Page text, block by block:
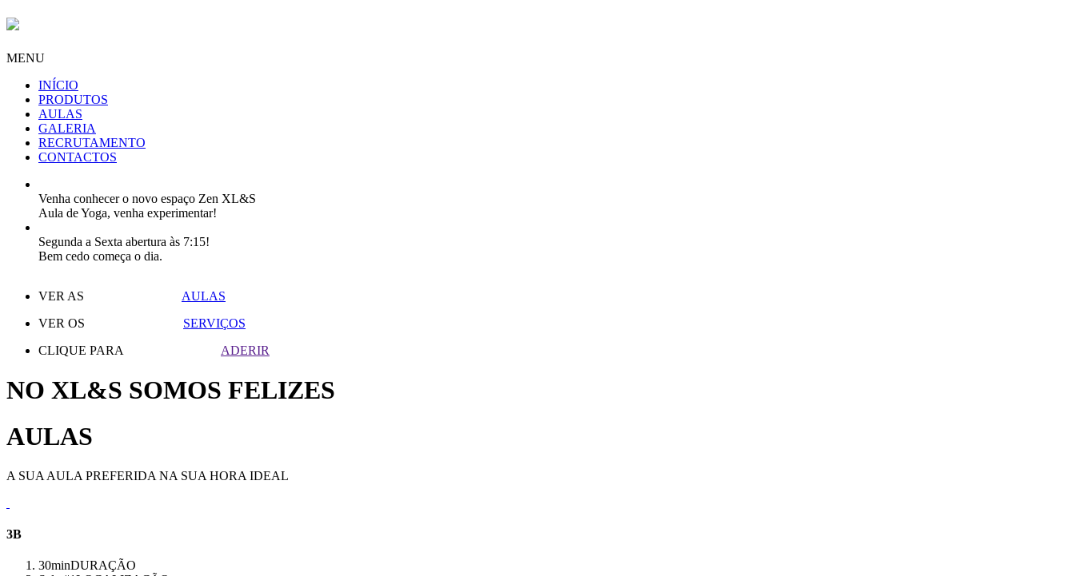
MENU
INÍCIO
PRODUTOS
AULAS
GALERIA
RECRUTAMENTO
CONTACTOS
Venha conhecer o novo espaço Zen XL&S
Aula de Yoga, venha experimentar!
Segunda a Sexta abertura às 7:15!
Bem cedo começa o dia.
VER AS
AULAS
VER OS
SERVIÇOS
CLIQUE PARA
ADERIR
NO XL&S SOMOS FELIZES
AULAS
A SUA AULA PREFERIDA NA SUA HORA IDEAL
3B
30minDURAÇÃO